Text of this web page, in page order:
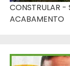
CONSTRULAR -
ACABAMENTO